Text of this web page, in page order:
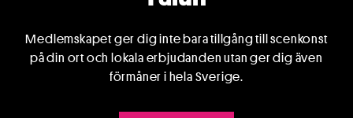
Medlemskapet ger dig inte bara tillgång till scenkonst
på din ort och lokala erbjudanden utan ger dig även
förmåner i hela Sverige.